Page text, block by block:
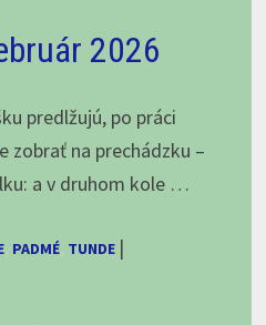
2026
predlžujú, po práci
zobrať na prechádzku –
a v druhom kole …
, PADMÉ, TUNDE |